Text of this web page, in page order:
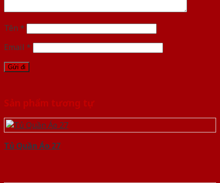
Tên *
Email *
Sản phẩm tương tự
Tủ Quần Áo 27